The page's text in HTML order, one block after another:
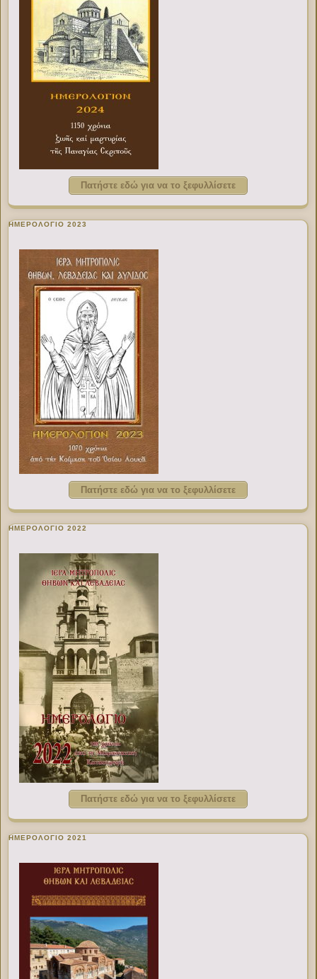
Πατήστε εδώ για να το ξεφυλλίσετε
ΗΜΕΡΟΛΟΓΙΟ 2023
Πατήστε εδώ για να το ξεφυλλίσετε
ΗΜΕΡΟΛΟΓΙΟ 2022
Πατήστε εδώ για να το ξεφυλλίσετε
ΗΜΕΡΟΛΟΓΙΟ 2021